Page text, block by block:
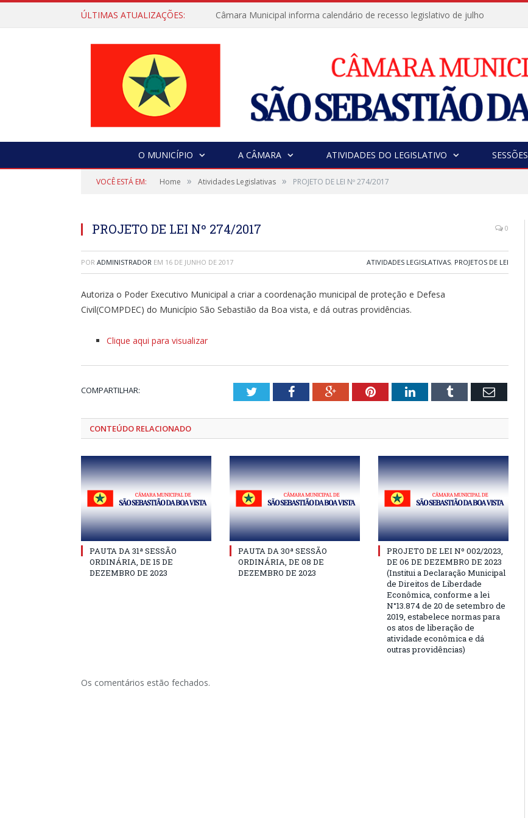
ÚLTIMAS ATUALIZAÇÕES: Câmara Municipal informa calendário de recesso legislativo de julho
O MUNICÍPIO A CÂMARA ATIVIDADES DO LEGISLATIVO SESSÕES
VOCÊ ESTÁ EM: Home » Atividades Legislativas » PROJETO DE LEI Nº 274/2017
PROJETO DE LEI Nº 274/2017 0
POR ADMINISTRADOR EM 16 DE JUNHO DE 2017 ATIVIDADES LEGISLATIVAS, PROJETOS DE LEI
Autoriza o Poder Executivo Municipal a criar a coordenação municipal de proteção e Defesa
Civil(COMPDEC) do Município São Sebastião da Boa vista, e dá outras providências.
Clique aqui para visualizar
COMPARTILHAR: TwitterFacebookGoogle+PinterestLinkedInTumblr Email
CONTEÚDO RELACIONADO
PAUTA DA 31ª SESSÃO
ORDINÁRIA, DE 15 DE
DEZEMBRO DE 2023
PAUTA DA 30ª SESSÃO
ORDINÁRIA, DE 08 DE
DEZEMBRO DE 2023
PROJETO DE LEI Nº 002/2023,
DE 06 DE DEZEMBRO DE 2023
(Institui a Declaração Municipal
de Direitos de Liberdade
Econômica, conforme a lei
N°13.874 de 20 de setembro de
2019, estabelece normas para
os atos de liberação de
atividade econômica e dá
outras providências)
Os comentários estão fechados.